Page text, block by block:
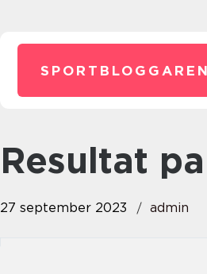
resultat
27 september 2023 admin